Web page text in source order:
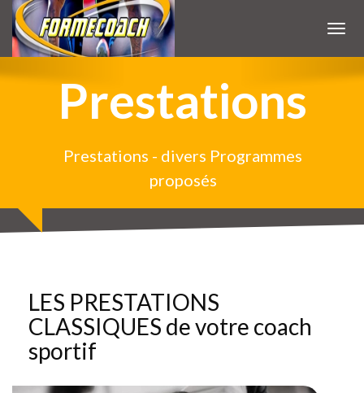
Accueil
Le coach
Prestations
Galerie
Tarifs
Prestations
Prestations - divers Programmes
proposés
LES PRESTATIONS
CLASSIQUES de votre coach
sportif